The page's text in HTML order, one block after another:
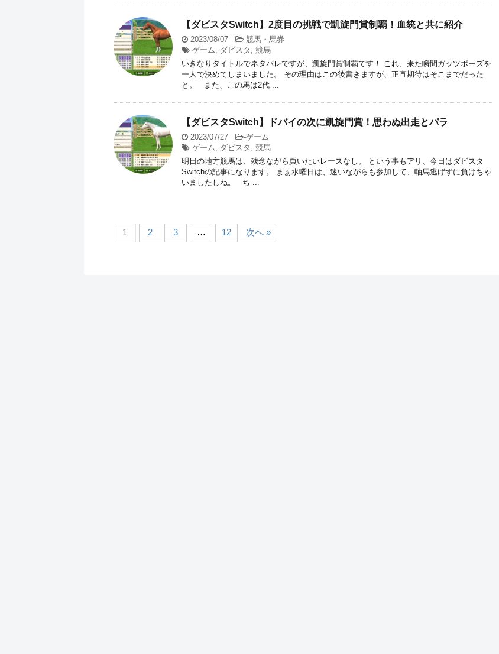
【ダビスタSwitch】2度目の挑戦で凱旋門賞制覇！血統と共に紹介
2023/08/07 -競馬・馬券
ゲーム, ダビスタ , 競馬
いきなりタイトルでネタバレですが、凱旋門賞制覇です！ これ、来た瞬間ガッツポーズを
一人で決めてしまいました。 その理由はこの後書きますが、正直期待はそこまでだった
と。 また、この馬は2代 ...
【ダビスタSwitch】ドバイの次に凱旋門賞！思わぬ出走とパラ
2023/07/27 -ゲーム
ゲーム, ダビスタ , 競馬
明日の地方競馬は、残念ながら買いたいレースなし。 という事もアリ、今日はダビスタ
Switchの記事になります。 まぁ水曜日は、迷いながらも参加して、軸馬逃げずに負けちゃ
いましたしね。 ち ...
1 2 3 … 12 次へ »